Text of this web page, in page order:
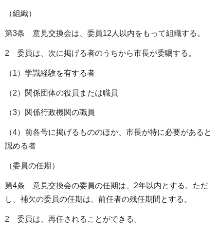
（組織）
第3条 意見交換会は、委員12人以内をもって組織する。
2 委員は、次に掲げる者のうちから市長が委嘱する。
（1）学識経験を有する者
（2）関係団体の役員または職員
（3）関係行政機関の職員
（4）前各号に掲げるもののほか、市長が特に必要があると
認める者
（委員の任期）
第4条 意見交換会の委員の任期は、2年以内とする。ただ
し、補欠の委員の任期は、前任者の残任期間とする。
2 委員は、再任されることができる。